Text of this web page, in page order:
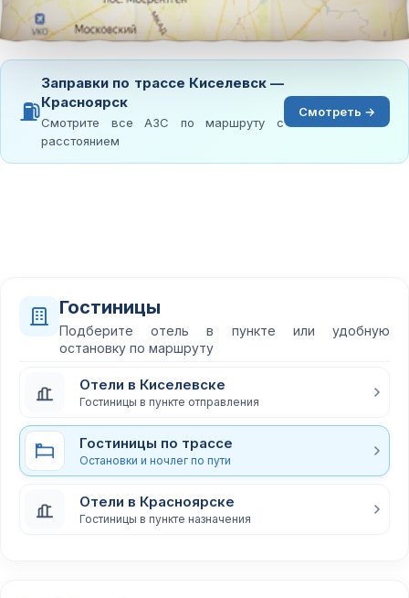
⛽
Заправки по трассе Киселевск —
Красноярск
Смотрите все АЗС по маршруту с
расстоянием
Смотреть →
Гостиницы
Подберите отель в пункте или удобную
остановку по маршруту
Отели в Киселевске
Гостиницы в пункте отправления
Гостиницы по трассе
Остановки и ночлег по пути
Отели в Красноярске
Гостиницы в пункте назначения